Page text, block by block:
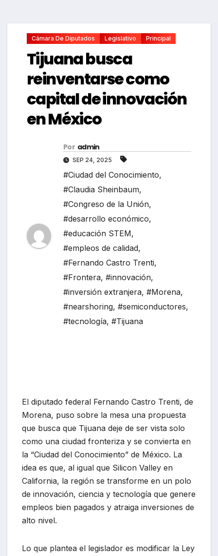
Cámara De Diputados Legislativo Principal
Tijuana busca
reinventarse como
capital de innovación
en México
Por admin
SEP 24, 2025
#Ciudad del Conocimiento,
#Claudia Sheinbaum,
#Congreso de la Unión,
#desarrollo económico,
#educación STEM,
#empleos de calidad,
#Fernando Castro Trenti,
#Frontera, #innovación,
#inversión extranjera, #Morena,
#nearshoring, #semiconductores,
#tecnología, #Tijuana
El diputado federal Fernando Castro Trenti, de
Morena, puso sobre la mesa una propuesta
que busca que Tijuana deje de ser vista solo
como una ciudad fronteriza y se convierta en
la “Ciudad del Conocimiento” de México. La
idea es que, al igual que Silicon Valley en
California, la región se transforme en un polo
de innovación, ciencia y tecnología que genere
empleos bien pagados y atraiga inversiones de
alto nivel.
Lo que plantea el legislador es modificar la Ley